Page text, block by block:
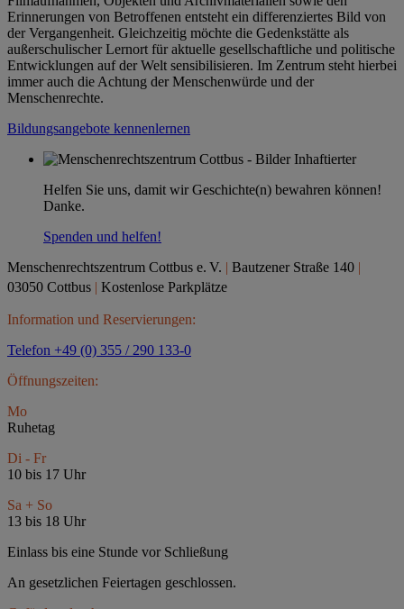
Erinnerungen von Betroffenen entsteht ein differenziertes Bild von
der Vergangenheit. Gleichzeitig möchte die Gedenkstätte als
außerschulischer Lernort für aktuelle gesellschaftliche und politische
Entwicklungen auf der Welt sensibilisieren. Im Zentrum steht hierbei
immer auch die Achtung der Menschenwürde und der
Menschenrechte.
Bildungsangebote kennenlernen
Helfen Sie uns, damit wir Geschichte(n) bewahren können!
Danke.
Spenden und helfen!
Menschenrechtszentrum Cottbus e. V. | Bautzener Straße 140 |
03050 Cottbus | Kostenlose Parkplätze
Information und Reservierungen:
Telefon +49 (0) 355 / 290 133-0
Öffnungszeiten:
Mo
Ruhetag
Di - Fr
10 bis 17 Uhr
Sa + So
13 bis 18 Uhr
Einlass bis eine Stunde vor Schließung
An gesetzlichen Feiertagen geschlossen.